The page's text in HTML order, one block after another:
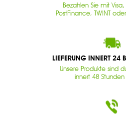
Bezahlen Sie mit
PostFinance, TWINT
LIEFERUNG INNERT 24
Unsere Produkte sind
innert 48